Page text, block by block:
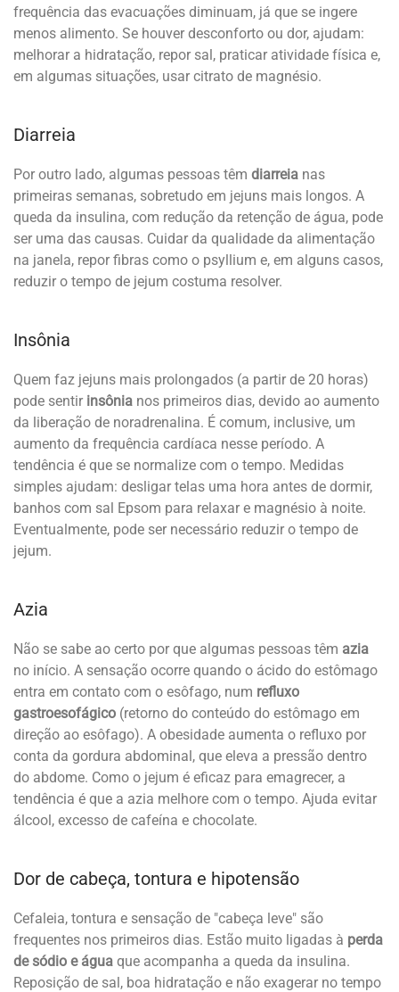
frequência das evacuações diminuam, já que se ingere
menos alimento. Se houver desconforto ou dor, ajudam:
melhorar a hidratação, repor sal, praticar atividade física e,
em algumas situações, usar citrato de magnésio.
Diarreia
Por outro lado, algumas pessoas têm diarreia nas
primeiras semanas, sobretudo em jejuns mais longos. A
queda da insulina, com redução da retenção de água, pode
ser uma das causas. Cuidar da qualidade da alimentação
na janela, repor fibras como o psyllium e, em alguns casos,
reduzir o tempo de jejum costuma resolver.
Insônia
Quem faz jejuns mais prolongados (a partir de 20 horas)
pode sentir insônia nos primeiros dias, devido ao aumento
da liberação de noradrenalina. É comum, inclusive, um
aumento da frequência cardíaca nesse período. A
tendência é que se normalize com o tempo. Medidas
simples ajudam: desligar telas uma hora antes de dormir,
banhos com sal Epsom para relaxar e magnésio à noite.
Eventualmente, pode ser necessário reduzir o tempo de
jejum.
Azia
Não se sabe ao certo por que algumas pessoas têm azia
no início. A sensação ocorre quando o ácido do estômago
entra em contato com o esôfago, num refluxo
gastroesofágico (retorno do conteúdo do estômago em
direção ao esôfago). A obesidade aumenta o refluxo por
conta da gordura abdominal, que eleva a pressão dentro
do abdome. Como o jejum é eficaz para emagrecer, a
tendência é que a azia melhore com o tempo. Ajuda evitar
álcool, excesso de cafeína e chocolate.
Dor de cabeça, tontura e hipotensão
Cefaleia, tontura e sensação de "cabeça leve" são
frequentes nos primeiros dias. Estão muito ligadas à perda
de sódio e água que acompanha a queda da insulina.
Reposição de sal, boa hidratação e não exagerar no tempo